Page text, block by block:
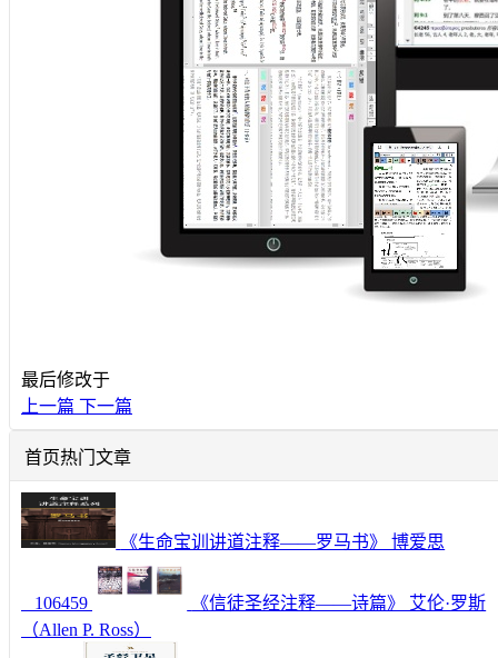
最后修改于
上一篇 下一篇
首页热门文章
《生命宝训讲道注释——罗马书》 博爱思
106459
《信徒圣经注释——诗篇》 艾伦·罗斯
（Allen P. Ross）